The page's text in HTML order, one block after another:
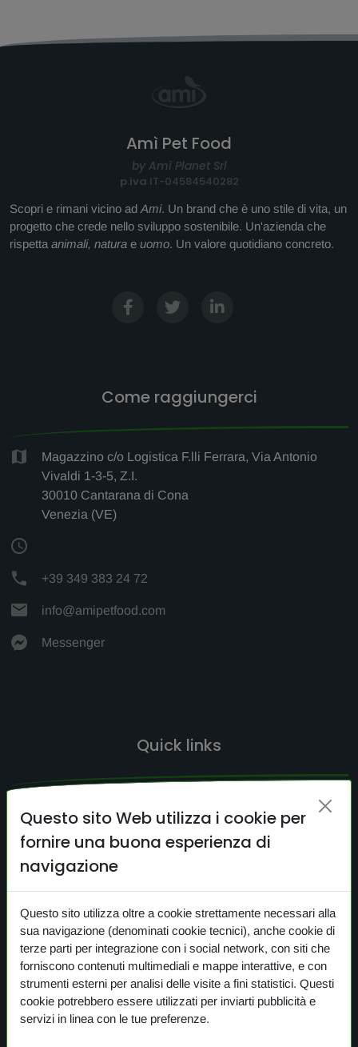
Amì Pet Food
by Amì Planet Srl
p.iva IT-04584540282
Scopri e rimani vicino ad Ami. Un brand che è uno stile di vita, un
progetto che crede nello sviluppo sostenibile. Un'azienda che
rispetta animali, natura e uomo. Un valore quotidiano concreto.
Come raggiungerci
Magazzino c/o Logistica F.lli Ferrara, Via Antonio
Vivaldi 1-3-5, Z.I.
30010 Cantarana di Cona
Venezia (VE)
+39 349 383 24 72
info@amipetfood.com
Messenger
Quick links
NEWS
PRIVACY
COOKIE
I nostri prodotti
Questo sito Web utilizza i cookie per
fornire una buona esperienza di
navigazione
Questo sito utilizza oltre a cookie strettamente necessari alla
sua navigazione (denominati cookie tecnici), anche cookie di
terze parti per integrazione con i social network, con siti che
forniscono contenuti multimediali e mappe interattive, e con
strumenti esterni per analisi delle visite a fini statistici. Questi
cookie potrebbero essere utilizzati per inviarti pubblicità e
servizi in linea con le tue preferenze.